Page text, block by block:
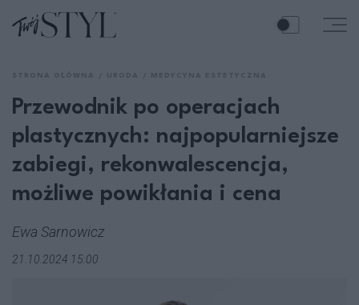
Przewodnik po operacjach
plastycznych: najpopularniejsze
zabiegi, rekonwalescencja,
możliwe powikłania i cena
Ewa Sarnowicz
21.10.2024 15:00